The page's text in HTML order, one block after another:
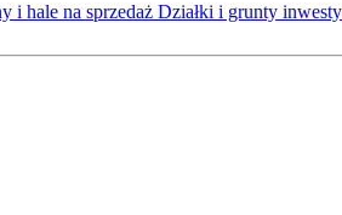
i hale na sprzedaż Działki i grunty